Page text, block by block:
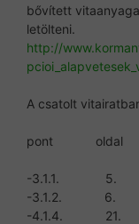
bővített
letölteni.
http://
A csatolt
pont oldal
-3.1.1. 5.
-3.1.2. 6.
-4.1.4. 21.